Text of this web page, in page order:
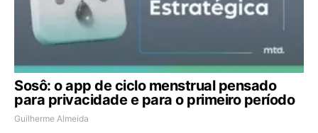
Sosô: o app de ciclo menstrual pensado
para privacidade e para o primeiro período
Guilherme Almeida